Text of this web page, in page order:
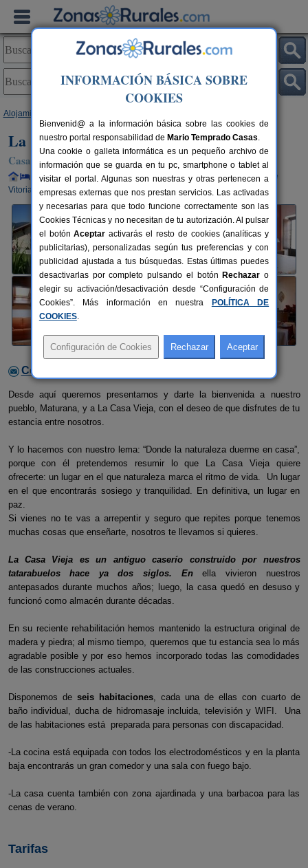
Alojamientos
La Casa Vieja
Casa Rural en Maturana (Álava)
Alquiler completo y por habitaciones 12+5 plazas
14 km de
Vitoria
Contactar con el alojamiento
Desde aquí queremos presentarnos y darte la bienvenida a nuestro
pueblo, Maturana, y a La Casa Vieja, con el deseo de que disfrutes de tu
estancia entre nosotros.
Y lo hacemos con nuestro lema: “Donde la naturaleza duerme en casa”,
porque con él pretendemos resumir lo que La Casa Vieja quiere
ofrecerte: un lugar en el que naturaleza marca el ritmo de vida. Un lugar
en el que encontrarás sosiego y tranquilidad. En definitiva, un lugar en
paz.
Si vienes no te vas a arrepentir y seguro que repites porque tenemos
muchas cosas que enseñarte, nosotros te llevamos si quieres.
La Casa Vieja es un antiguo caserío construido por nuestros
tatarabuelos hace ya dos siglos. Enella vivieron nuestros
antepasados durante muchos años; luego, la casa quedó en desuso y
funcionó como almacén durante décadas.
En su reciente rehabilitación hemos mantenido la estructura original de
madera y piedra; al mismo tiempo, queremos que tu estancia sea lo más
agradable posible y por eso hemos incorporado todas las comodidades
de las construcciones actuales.
Disponemos de seis habitaciones, cada una de ellas con cuarto de
baño individual, ducha de hidromasaje incluida, televisión y WIFI. Una
de las habitaciones está preparada para personas con discapacidad.
-La cocina está equipada con todos los electrodomésticos y en la planta
baja encontrarás un gran comedor y una sala con fuego bajo.
-La casa cuenta también con zona ajardinada y una barbacoa para las
cenas de verano.
Tarifas
INFORMACIÓN BÁSICA SOBRE
COOKIES
Bienvenid@ a la información básica sobre las cookies de
nuestro portal responsabilidad de Mario Temprado Casas.
Una cookie o galleta informática es un pequeño archivo de
información que se guarda en tu pc, smartphone o tablet al
visitar el portal. Algunas son nuestras y otras pertenecen a
empresas externas que nos prestan servicios. Las activadas
y necesarias para que todo funcione correctamente son las
Cookies Técnicas y no necesitan de tu autorización. Al pulsar
el botónAceptar activarás el resto de cookies (analíticas y
publicitarias), personalizadas según tus preferencias y con
publicidad ajustada a tus búsquedas. Estas últimas puedes
desactivarlas por completo pulsando el botón Rechazar o
elegir su activación/desactivación desde “Configuración de
Cookies”. Más información en nuestra
POLÍTICA DE
COOKIES.